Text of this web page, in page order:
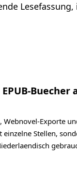
Buecher
Webnovel-Exporte
einzelne Stellen,